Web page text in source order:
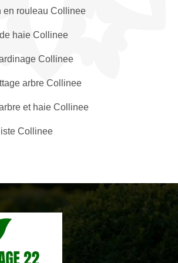
en rouleau Collinee
haie Collinee
Collinee
arbre Collinee
et haie Collinee
Collinee